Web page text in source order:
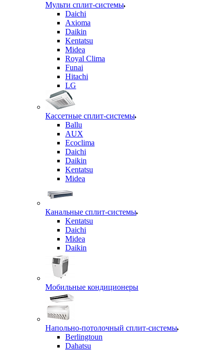
Мульти сплит-системы
Daichi
Axioma
Daikin
Kentatsu
Midea
Royal Clima
Funai
Hitachi
LG
Кассетные сплит-системы
Ballu
AUX
Ecoclima
Daichi
Daikin
Kentatsu
Midea
Канальные сплит-системы
Kentatsu
Daichi
Midea
Daikin
Мобильные кондиционеры
Напольно-потолочный сплит-системы
Berlingtoun
Dahatsu